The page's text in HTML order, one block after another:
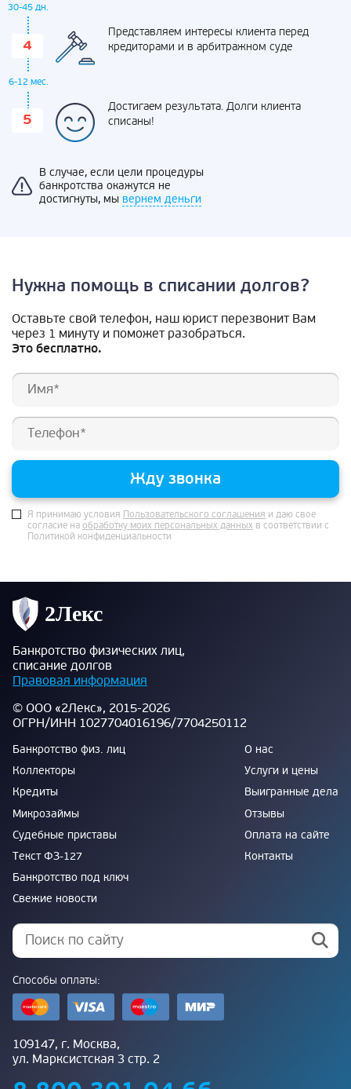
30-45 дн.
6-12 мес.
Представляем интересы клиента перед
кредиторами и в арбитражном суде
Достигаем результата. Долги клиента
списаны!
В случае, если цели процедуры
банкротства окажутся не
достигнуты, мы вернем деньги
Нужна помощь в списании долгов?
Оставьте свой телефон, наш юрист перезвонит Вам
через 1 минуту и поможет разобраться.
Это бесплатно.
Жду звонка
Я принимаю условия Пользовательского соглашения и даю свое
согласие на обработку моих персональных данных в соответствии с
Политикой конфиденциальности
Банкротство физических лиц,
списание долгов
Правовая информация
© ООО «2Лекс», 2015-2026
ОГРН/ИНН 1027704016196/7704250112
Банкротство физ. лиц
Коллекторы
Кредиты
Микрозаймы
Судебные приставы
Текст ФЗ-127
Банкротство под ключ
Свежие новости
О нас
Услуги и цены
Выигранные дела
Отзывы
Оплата на сайте
Контакты
Способы оплаты:
109147, г. Москва,
ул. Марксистская 3 стр. 2